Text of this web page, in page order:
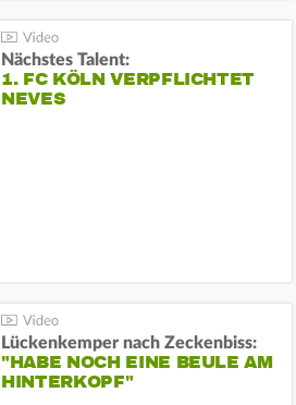
Nächstes Talent:
1. FC KÖLN VERPFLICHTET
NEVES
Lückenkemper nach Zeckenbiss:
"HABE NOCH EINE BEULE AM
HINTERKOPF"